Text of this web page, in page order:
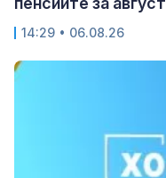
14:29 • 06.08.26